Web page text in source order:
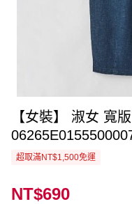
【女裝】 淑女 寬
超取滿NT$1,500免運
NT$690